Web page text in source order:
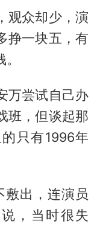
观众却少，演
挣一块五，有
万尝试自己办
，但谈起那
只有1996年
敷出，连演员
，当时很失